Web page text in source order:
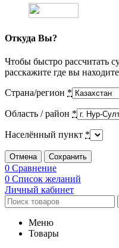
Откуда Вы?
Чтобы быстро рассчитать
расскажите где вы
Страна/регион *
Область / район *
Населённый пункт *
Отмена Сохранить
0 Сравнение
0 Список желаний
Личный кабинет
Меню
Товары